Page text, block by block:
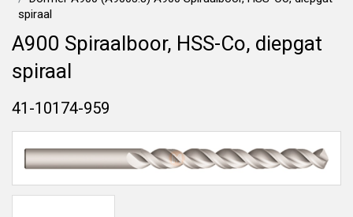
spiraal
A900 Spiraalboor, HSS-Co, diepgat
spiraal
41-10174-959